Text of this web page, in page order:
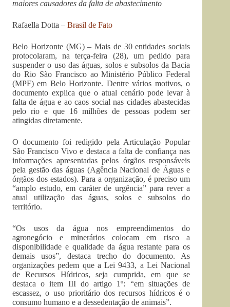
maiores causadores da falta de abastecimento
Rafaella Dotta – Brasil de Fato
Belo Horizonte (MG)–Mais de 30 entidades sociais
protocolaram, na terça-feira (28), um pedido para
suspender o uso das águas, solos e subsolos da Bacia
do Rio São Francisco ao Ministério Público Federal
(MPF) em Belo Horizonte. Dentre vários motivos, o
documento explica que o atual cenário pode levar à
falta de água e ao caos social nas cidades abastecidas
pelo rio e que 16 milhões de pessoas podem ser
atingidas diretamente.
O documento foi redigido pela Articulação Popular
São Francisco Vivo e destaca a falta de confiança nas
informações apresentadas pelos órgãos responsáveis
pela gestão das águas (Agência Nacional de Águas e
órgãos dos estados). Para a organização, é preciso um
“amplo estudo, em caráter de urgência” para rever a
atual utilização das águas, solos e subsolos do
território.
“Os usos da água nos empreendimentos do
agronegócio e minerários colocam em risco a
disponibilidade e qualidade da água restante para os
demais usos”, destaca trecho do documento. As
organizações pedem que a Lei 9433, a Lei Nacional
de Recursos Hídricos, seja cumprida, em que se
destaca o item III do artigo 1º: “em situações de
escassez, o uso prioritário dos recursos hídricos é o
consumo humano e a dessedentação de animais”.